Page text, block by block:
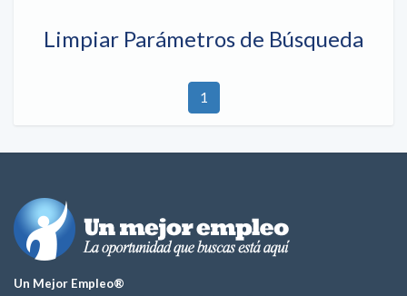
Limpiar Parámetros de Búsqueda
1
Un Mejor Empleo®